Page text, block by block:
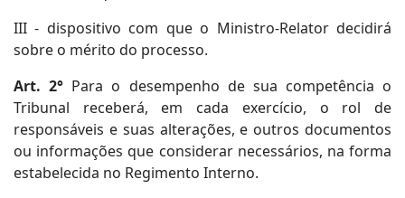
III - dispositivo com que o Ministro-Relator decidirá
sobre o mérito do processo.
Art. 2° Para o desempenho de sua competência o
Tribunal receberá, em cada exercício, o rol de
responsáveis e suas alterações, e outros documentos
ou informações que considerar necessários, na forma
estabelecida no Regimento Interno.